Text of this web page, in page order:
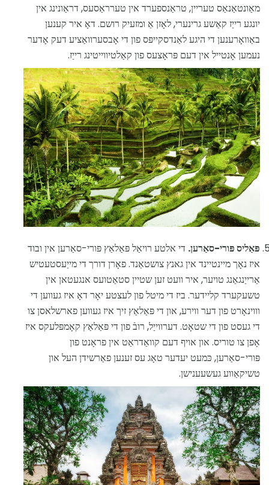
מאַונטאַנאַס טעריין, טראַנספערד אין טערראַסעס, דראַונינג אין
יונגע רייַז קאַשע גרינערי, לאָזן אַ ומזעיק רושם. דאָ איר קענען
באַוואָרענען די היגע לאַנדסקייפּס פון די אָבסערוואַציע דעק אָדער
נעמען אָנטייל אין דעם פּראָצעס פון קאַלטיווייטינג רייַז.
פּאַליס פּורי-סאַרען. די אלטע רויאַל פּאַלאַץ פּורי-סאַרען אין ובוד
איז נאָך מיינטיינד אין גאנץ צושטאַנד. פאָרן דורך די מייַעסטעטיש
אַרייַנגאַנג טויער, איר וועט זען שטיין סטאַטועס אנגעטאן אין
טשעקערד קליידער. ביז די מיטל פון לעצטע יאָר דאָ איז געווען די
וווינאָרט פון דער ווירע, און די פּאַלאַץ זיך איז געווען פארשלאסן צו
די געסט פון די שטאָט. דערווייַל, רובֿ פון די פּאַלאַץ קאָמפּלעקס איז
אָפן צו טוריס. און אויף דעם קוואַדראַט אין פראָנט פון
פּורי-סאַרען, כּמעט יעדער טאָג עס זענען פאַרשידן העל און
טשיקאַווע געשעענישן.